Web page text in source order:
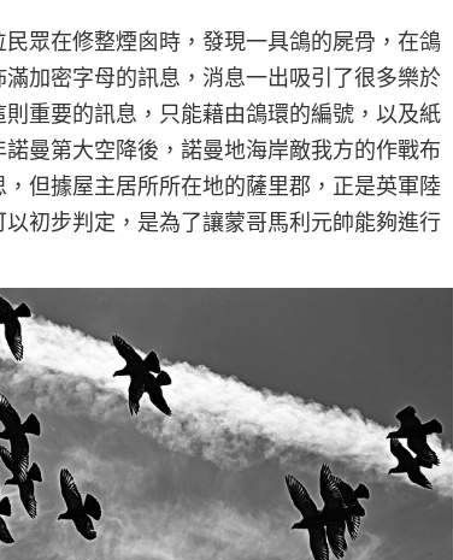
在修整煙囪時，發現一具鴿的屍骨，在鴿
加密字母的訊息，消息一出吸引了很多樂於
重要的訊息，只能藉由鴿環的編號，以及紙
曼第大空降後，諾曼地海岸敵我方的作戰布
但據屋主居所所在地的薩里郡，正是英軍陸
初步判定，是為了讓蒙哥馬利元帥能夠進行